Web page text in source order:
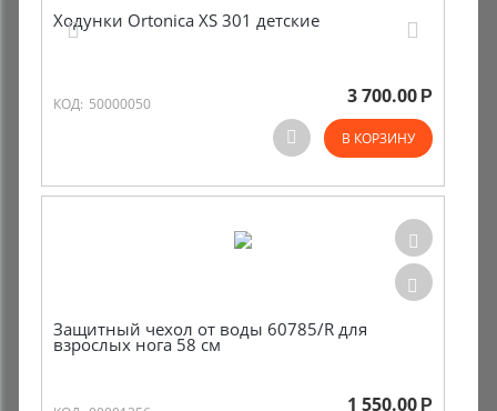
Ходунки Ortonica XS 301 детские
КОД: 50000050 3 700.00 Р
В КОРЗИНУ
Защитный чехол от воды 60785/R для
взрослых нога 58 см
1 550.00 Р